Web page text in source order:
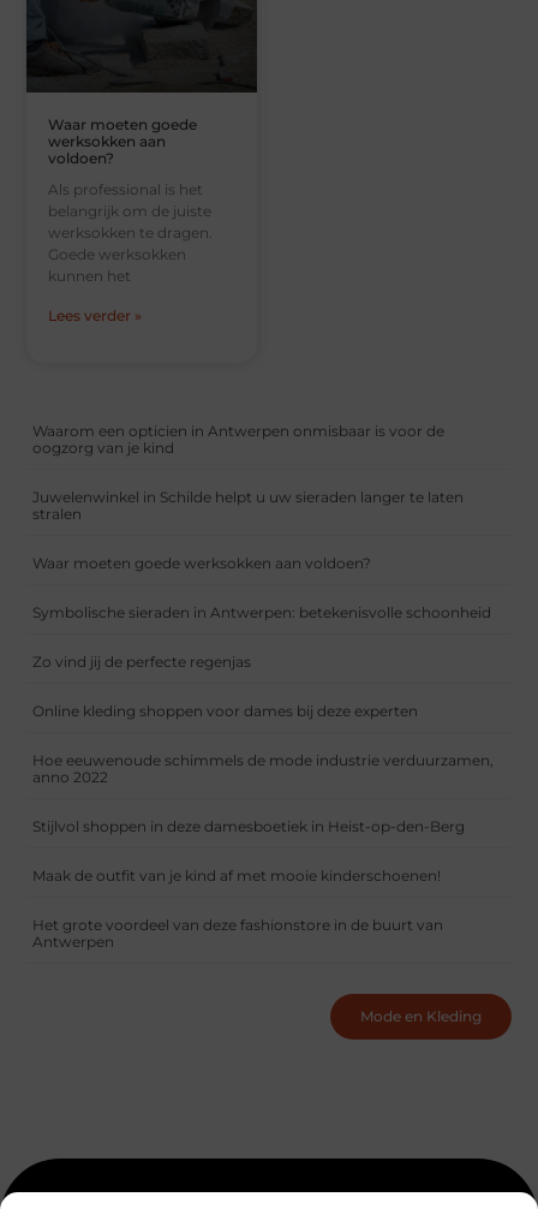
Waar moeten goede
werksokken aan
voldoen?
Als professional is het
belangrijk om de juiste
werksokken te dragen.
Goede werksokken
kunnen het
Lees verder »
Waarom een opticien in Antwerpen onmisbaar is voor de
oogzorg van je kind
Juwelenwinkel in Schilde helpt u uw sieraden langer te laten
stralen
Waar moeten goede werksokken aan voldoen?
Symbolische sieraden in Antwerpen: betekenisvolle schoonheid
Zo vind jij de perfecte regenjas
Online kleding shoppen voor dames bij deze experten
Hoe eeuwenoude schimmels de mode industrie verduurzamen,
anno 2022
Stijlvol shoppen in deze damesboetiek in Heist-op-den-Berg
Maak de outfit van je kind af met mooie kinderschoenen!
Het grote voordeel van deze fashionstore in de buurt van
Antwerpen
Mode en Kleding